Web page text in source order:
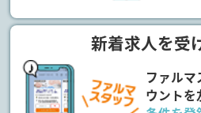
新着求人を受
ファル
ウントを